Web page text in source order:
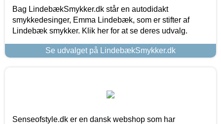
Bag LindebækSmykker.dk står en autodidakt
smykkedesinger, Emma Lindebæk, som er stifter af
Lindebæk smykker. Klik her for at se deres udvalg.
Se udvalget på LindebækSmykker.dk
Senseofstyle.dk er en dansk webshop som har